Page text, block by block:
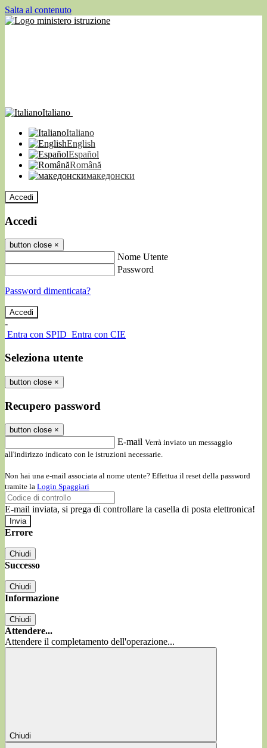
Salta al contenuto
Italiano
Italiano
English
Español
Română
македонски
Accedi
Accedi
button close ×
Nome Utente
Password
Password dimenticata?
-
Entra con SPID Entra con CIE
Seleziona utente
button close ×
Recupero password
button close ×
E-mail Verrà inviato un messaggio
all'indirizzo indicato con le istruzioni necessarie.
Non hai una e-mail associata al nome utente? Effettua il reset della password
tramite la Login Spaggiari
E-mail inviata, si prega di controllare la casella di posta elettronica!
Errore
Chiudi
Successo
Chiudi
Informazione
Chiudi
Attendere...
Attendere il completamento dell'operazione...
Chiudi